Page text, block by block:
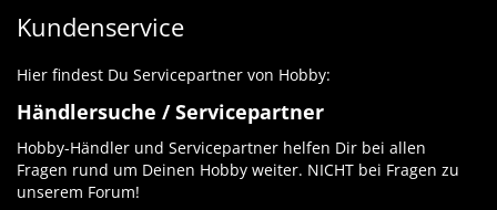
Kundenservice
Hier findest Du Servicepartner von Hobby:
Händlersuche / Servicepartner
Hobby-Händler und Servicepartner helfen Dir bei allen
Fragen rund um Deinen Hobby weiter. NICHT bei Fragen zu
unserem Forum!